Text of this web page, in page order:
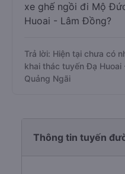
xe ghế ngồi đi Mộ
Huoai - Lâm Đồng?
Trả lời: Hiện tại chưa có
khai thác tuyến Đạ
Quảng Ngãi
Thông tin tuyến